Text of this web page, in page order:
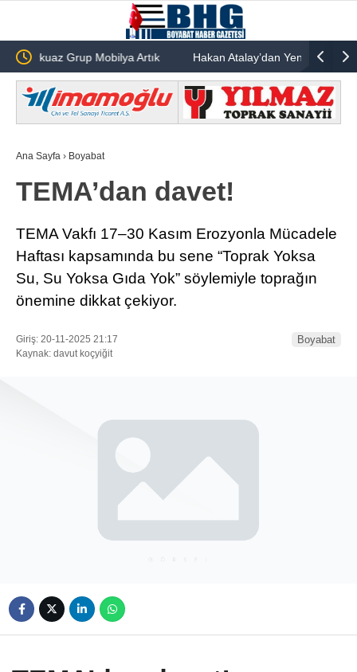
Artık Hakan Atalay’dan Yeni Hit Adayı: “Arsız” Tüm Dijital
Platformlarda Yayında
Ana Sayfa › Boyabat
TEMA’dan davet!
TEMA Vakfı 17–30 Kasım Erozyonla Mücadele
Haftası kapsamında bu sene “Toprak Yoksa
Su, Su Yoksa Gıda Yok” söylemiyle toprağın
önemine dikkat çekiyor.
Giriş: 20-11-2025 21:17
Kaynak: davut koçyiğit
Boyabat